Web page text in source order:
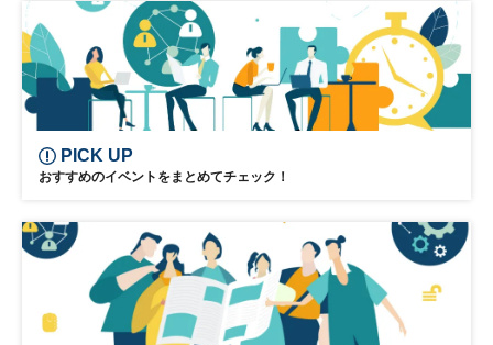
PICK UP
おすすめのイベントをまとめてチェック！